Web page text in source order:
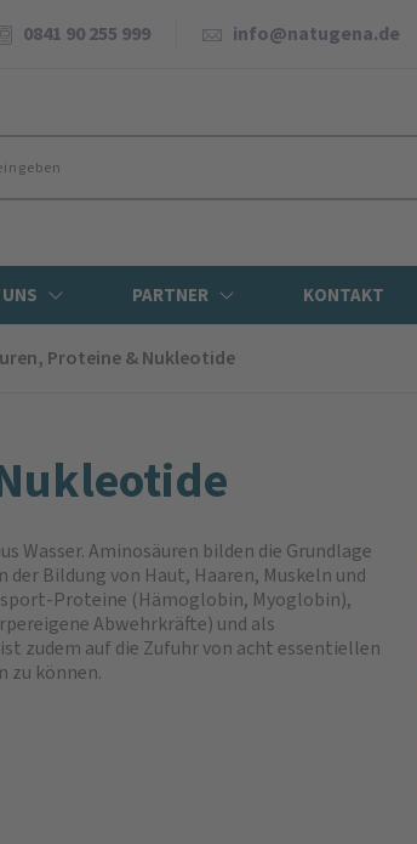
0841 90 255 999 info@natugena.de
PARTNER KONTAKT
Proteine & Nukleotide
Wasser. Aminosäuren bilden die Grundlage
Bildung von Haut, Haaren, Muskeln und
Proteine (Hämoglobin, Myoglobin),
Abwehrkräfte) und als
zudem auf die Zufuhr von acht essentiellen
zu können.